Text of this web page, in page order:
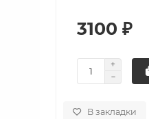
3100 ₽
В закладки